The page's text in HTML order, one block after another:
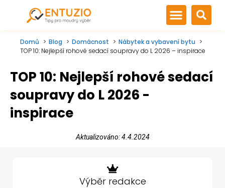
Domů Blog Domácnost
Nábytek a vybavení bytu
TOP 10: Nejlepší rohové sedací soupravy do L 2026 – inspirace
TOP 10: Nejlepší rohové sedací
soupravy do L 2026 -
inspirace
Aktualizováno: 4.4.2024
Výběr redakce